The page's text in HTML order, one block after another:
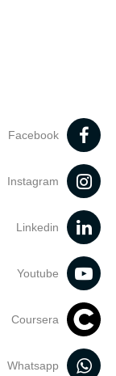
Facebook
Instagram
Linkedin
Youtube
Coursera
Whatsapp